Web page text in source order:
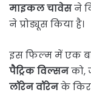
माइकल चावेसने
ने प्रोड्यूस किया है।
इस फिल्म में एक
पैट्रिक विल्सनको,
लॉरेन वॉरेनके